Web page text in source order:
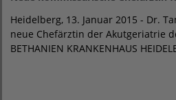
Heidelberg, 13. Januar 2015 - Dr.
neue Chefärztin der Akutgeriatrie
BETHANIEN KRANKENHAUS